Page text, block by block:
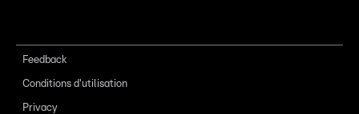
Feedback
Conditions d'utilisation
Privacy